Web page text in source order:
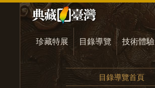
珍藏特展 目錄導覽 技術體驗
目錄導覽首頁